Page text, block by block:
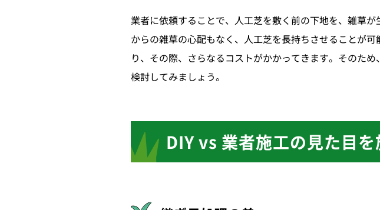
業者に依頼することで、人工芝を敷く前の下地を、雑草
からの雑草の心配もなく、人工芝を長持ちさせることが
り、その際、さらなるコストがかかってきます。そのた
検討してみましょう。
DIY vs 業者施工の見た目を